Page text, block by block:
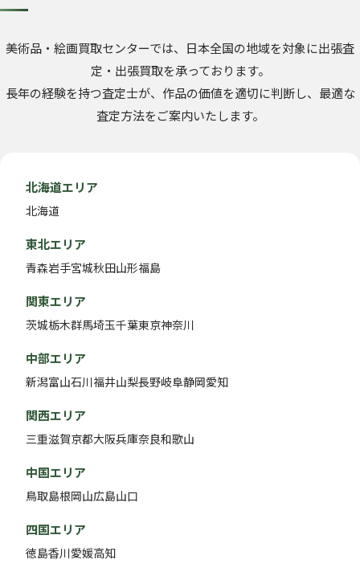
美術品・絵画買取センターでは、日本全国の地域を対象に出張査
定・出張買取を承っております。
長年の経験を持つ査定士が、作品の価値を適切に判断し、最適な
査定方法をご案内いたします。
北海道エリア
北海道
東北エリア
青森岩手宮城秋田山形福島
関東エリア
茨城栃木群馬埼玉千葉東京神奈川
中部エリア
新潟富山石川福井山梨長野岐阜静岡愛知
関西エリア
三重滋賀京都大阪兵庫奈良和歌山
中国エリア
鳥取島根岡山広島山口
四国エリア
徳島香川愛媛高知